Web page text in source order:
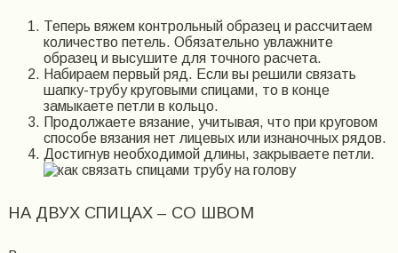
Теперь вяжем контрольный образец и рассчитаем
количество петель. Обязательно увлажните
образец и высушите для точного расчета.
Набираем первый ряд. Если вы решили связать
шапку-трубу круговыми спицами, то в конце
замыкаете петли в кольцо.
Продолжаете вязание, учитывая, что при круговом
способе вязания нет лицевых или изнаночных рядов.
Достигнув необходимой длины, закрываете петли.
НА ДВУХ СПИЦАХ – СО ШВОМ